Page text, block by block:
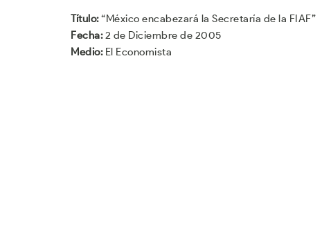
Título:“México encabezará la Secretaría de la FIAF”
Fecha:2 de Diciembre de 2005
Medio:El Economista